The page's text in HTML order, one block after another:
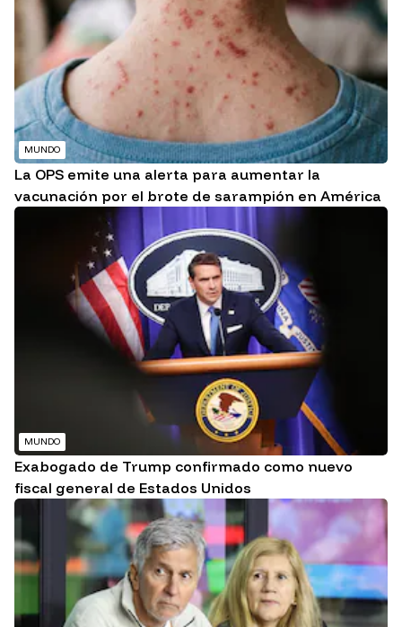
MUNDO
La OPS emite una alerta para aumentar la
vacunación por el brote de sarampión en América
MUNDO
Exabogado de Trump confirmado como nuevo
fiscal general de Estados Unidos